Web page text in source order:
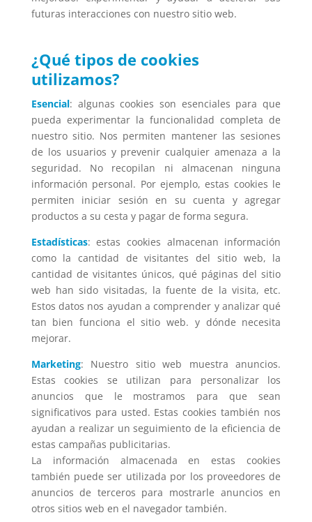
futuras interacciones con nuestro sitio web.
¿Qué tipos de cookies
utilizamos?
Esencial: algunas cookies son esenciales para que
pueda experimentar la funcionalidad completa de
nuestro sitio. Nos permiten mantener las sesiones
de los usuarios y prevenir cualquier amenaza a la
seguridad. No recopilan ni almacenan ninguna
información personal. Por ejemplo, estas cookies le
permiten iniciar sesión en su cuenta y agregar
productos a su cesta y pagar de forma segura.
Estadísticas: estas cookies almacenan información
como la cantidad de visitantes del sitio web, la
cantidad de visitantes únicos, qué páginas del sitio
web han sido visitadas, la fuente de la visita, etc.
Estos datos nos ayudan a comprender y analizar qué
tan bien funciona el sitio web. y dónde necesita
mejorar.
Marketing: Nuestro sitio web muestra anuncios.
Estas cookies se utilizan para personalizar los
anuncios que le mostramos para que sean
significativos para usted. Estas cookies también nos
ayudan a realizar un seguimiento de la eficiencia de
estas campañas publicitarias.
La información almacenada en estas cookies
también puede ser utilizada por los proveedores de
anuncios de terceros para mostrarle anuncios en
otros sitios web en el navegador también.